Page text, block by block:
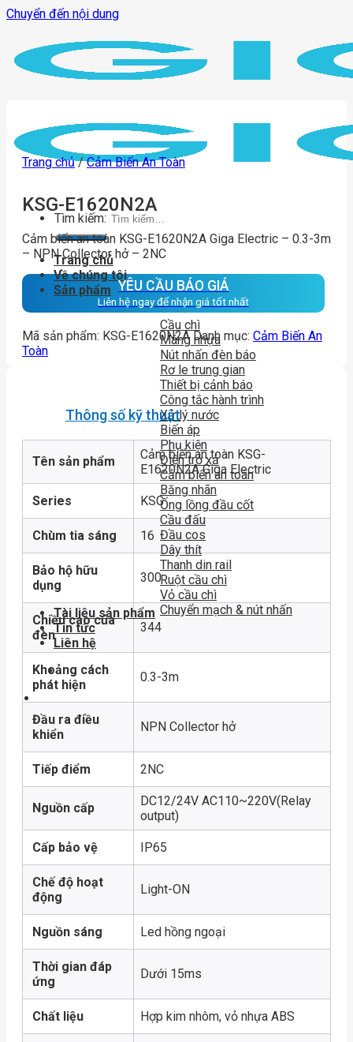
Chuyển đến nội dung
Tìm kiếm:
Trang chủ
Về chúng tôi
Sản phẩm
Cầu chì
Máng nhựa
Nút nhấn đèn báo
Rơ le trung gian
Thiết bị cảnh báo
Công tắc hành trình
Xử lý nước
Biến áp
Phụ kiện
Điện trở xả
Cảm biến an toàn
Băng nhãn
Ống lồng đầu cốt
Cầu đấu
Đầu cos
Dây thít
Thanh din rail
Ruột cầu chì
Vỏ cầu chì
Chuyển mạch & nút nhấn
Tài liệu sản phẩm
Tin tức
Liên hệ
Trang chủ / Cảm Biến An Toàn
KSG-E1620N2A
Cảm biến an toàn KSG-E1620N2A Giga Electric – 0.3-3m
– NPN Collector hở – 2NC
YÊU CẦU BÁO GIÁ
Liên hệ ngay để nhận giá tốt nhất
Mã sản phẩm: KSG-E1620N2A Danh mục: Cảm Biến An
Toàn
Thông số kỹ thuật
Tên sản phẩm
Cảm biến an toàn KSG-
E1620N2A Giga Electric
Series KSG
Chùm tia sáng 16
Bảo hộ hữu
dụng
300
Chiều cao của
đèn
344
Khoảng cách
phát hiện
0.3-3m
Đầu ra điều
khiển
NPN Collector hở
Tiếp điểm 2NC
Nguồn cấp
DC12/24V AC110~220V(Relay
output)
Cấp bảo vệ IP65
Chế độ hoạt
động
Light-ON
Nguồn sáng Led hồng ngoại
Thời gian đáp
ứng
Dưới 15ms
Chất liệu Hợp kim nhôm, vỏ nhựa ABS